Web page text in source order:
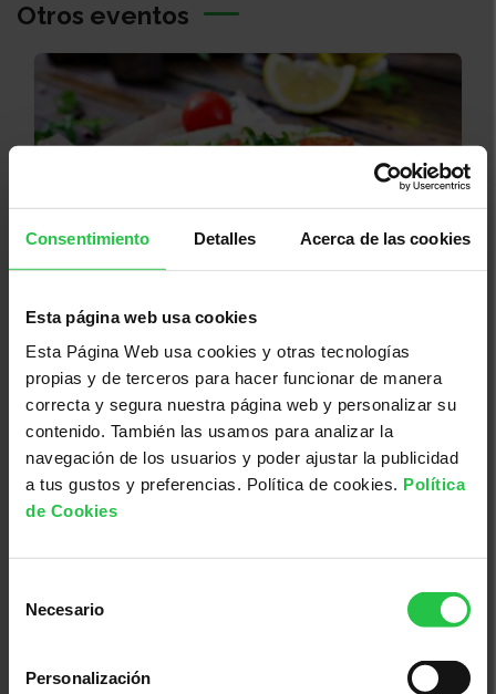
Consentimiento Detalles Acerca de las cookies
Esta página web usa cookies
Esta Página Web usa cookies y otras tecnologías
propias y de terceros para hacer funcionar de manera
correcta y segura nuestra página web y personalizar su
contenido. También las usamos para analizar la
navegación de los usuarios y poder ajustar la publicidad
a tus gustos y preferencias. Política de cookies. Política
de Cookies
Necesario
Personalización
Otros eventos
08/08/2026
Pamboliada Solidària - Maria de la
Salut